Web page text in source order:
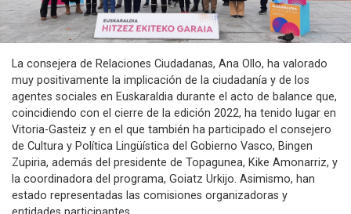
La consejera de Relaciones Ciudadanas, Ana Ollo, ha valorado
muy positivamente la implicación de la ciudadanía y de los
agentes sociales en Euskaraldia durante el acto de balance que,
coincidiendo con el cierre de la edición 2022, ha tenido lugar en
Vitoria-Gasteiz y en el que también ha participado el consejero
de Cultura y Política Lingüística del Gobierno Vasco, Bingen
Zupiria, además del presidente de Topagunea, Kike Amonarriz, y
la coordinadora del programa, Goiatz Urkijo. Asimismo, han
estado representadas las comisiones organizadoras y